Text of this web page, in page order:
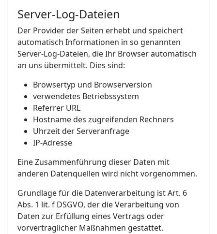
Server-Log-Dateien
Der Provider der Seiten erhebt und speichert
automatisch Informationen in so genannten
Server-Log-Dateien, die Ihr Browser automatisch
an uns übermittelt. Dies sind:
Browsertyp und Browserversion
verwendetes Betriebssystem
Referrer URL
Hostname des zugreifenden Rechners
Uhrzeit der Serveranfrage
IP-Adresse
Eine Zusammenführung dieser Daten mit
anderen Datenquellen wird nicht vorgenommen.
Grundlage für die Datenverarbeitung ist Art. 6
Abs. 1 lit. f DSGVO, der die Verarbeitung von
Daten zur Erfüllung eines Vertrags oder
vorvertraglicher Maßnahmen gestattet.